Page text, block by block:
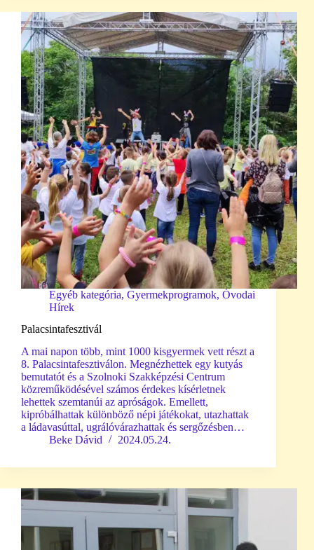
Egyéb kategória, Gyermekprogramok, Óvodai
Hírek
Palacsintafesztivál
A mai napon több, mint 1000 kisgyermek vett részt a
8. Palacsintafesztiválon. Megnézhettek egy kutyás
bemutatót és a Szolnoki Szakképzési Centrum
közreműködésével számos érdekes kísérletnek
lehettek szemtanúi az apróságok. Emellett,
kipróbálhattak különböző népi játékokat, utazhattak
a ládavasúttal, ugrálóvárazhattak és sergőzésben…
Beke Dávid
2024.05.24.